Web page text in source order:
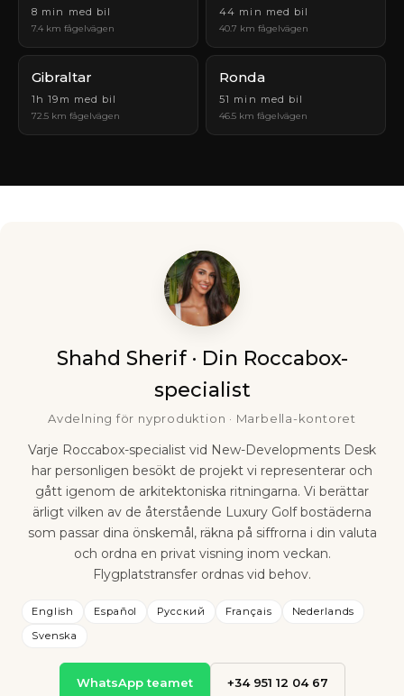
8 min med bil
7.4 km fågelvägen
44 min med bil
40.7 km fågelvägen
Gibraltar
1h 19m med bil
72.5 km fågelvägen
Ronda
51 min med bil
46.5 km fågelvägen
Shahd Sherif · Din Roccabox-
specialist
Avdelning för nyproduktion · Marbella-kontoret
Varje Roccabox-specialist vid New-Developments Desk
har personligen besökt de projekt vi representerar och
gått igenom de arkitektoniska ritningarna. Vi berättar
ärligt vilken av de återstående Luxury Golf bostäderna
som passar dina önskemål, räkna på siffrorna i din valuta
och ordna en privat visning inom veckan.
Flygplatstransfer ordnas vid behov.
English Español Русский Français
Nederlands
Svenska
WhatsApp teamet +34 951 12 04 67